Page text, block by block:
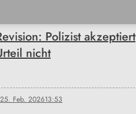
Polizist akzeptiert
nicht
25. Feb. 202613:53